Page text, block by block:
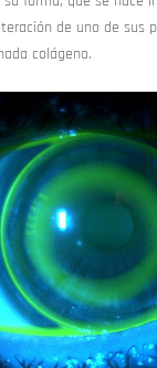
de uno de sus
colágeno.